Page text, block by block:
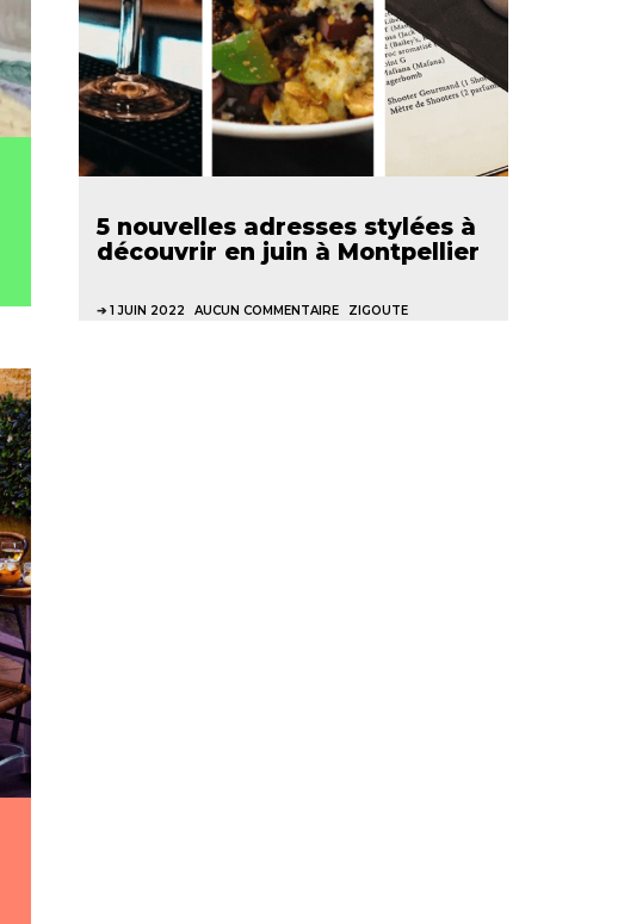
5 nouvelles adresses stylées à
découvrir en juin à Montpellier
1 JUIN 2022 AUCUN COMMENTAIRE ZIGOUTE